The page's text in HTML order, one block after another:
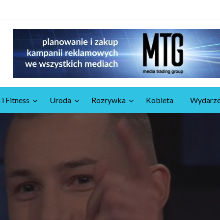
Fitness Uroda Rozrywka Kobieta